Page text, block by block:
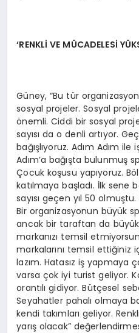
‘RENKLİ VE MÜCADELESİ YÜ
Güney, “Bu tür
sosyal projeler. Sosyal
önemli. Ciddi bir sosyal
sayısı da o denli artıyor.
bağışlıyoruz. Adım Adım ile
Adım’a bağışta bulunmuş
Çocuk koşusu yapıyoruz.
katılmaya başladı. İlk sene
sayısı geçen yıl 50
Bir organizasyonun büyük
ancak bir taraftan da
markanızı temsil
markalarını temsil ettiğiniz
lazım. Hatasız iş yapmaya
varsa çok iyi turist geliyor.
orantılı gidiyor. Bütçesel
Seyahatler pahalı olmaya
kendi takımları geliyor.
yarış olacak”